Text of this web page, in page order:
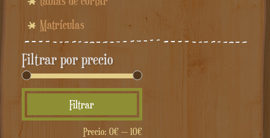
Matrículas
Filtrar por precio
mínimo
máximo
Filtrar
Precio: 0€— 10€